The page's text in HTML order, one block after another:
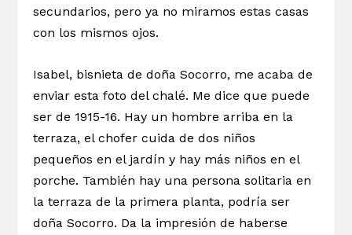
secundarios, pero ya no miramos estas casas
con los mismos ojos.
Isabel, bisnieta de doña Socorro, me acaba de
enviar esta foto del chalé. Me dice que puede
ser de 1915-16. Hay un hombre arriba en la
terraza, el chofer cuida de dos niños
pequeños en el jardín y hay más niños en el
porche. También hay una persona solitaria en
la terraza de la primera planta, podría ser
doña Socorro. Da la impresión de haberse